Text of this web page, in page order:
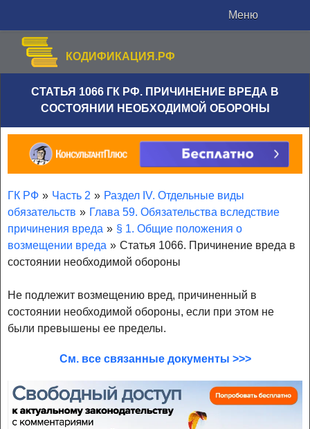
Меню
КОДИФИКАЦИЯ.РФ
СТАТЬЯ 1066 ГК РФ. ПРИЧИНЕНИЕ ВРЕДА В
СОСТОЯНИИ НЕОБХОДИМОЙ ОБОРОНЫ
ГК РФ » Часть 2 » Раздел IV. Отдельные виды
обязательств » Глава 59. Обязательства вследствие
причинения вреда » § 1. Общие положения о
возмещении вреда » Статья 1066. Причинение вреда в
состоянии необходимой обороны
Не подлежит возмещению вред, причиненный в
состоянии необходимой обороны, если при этом не
были превышены ее пределы.
См. все связанные документы >>>